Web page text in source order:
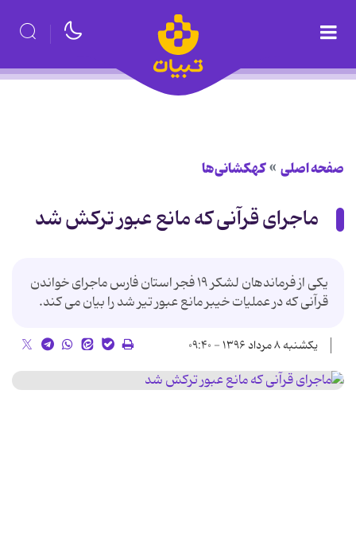
صفحه اصلی کهکشانی‌ها
ماجرای قرآنی که مانع عبور ترکش شد
یکی از فرماندهان لشکر ۱۹ فجر استان فارس ماجرای خواندن
قرآنی که در عملیات خیبر مانع عبور تیر شد را بیان می کند.
یکشنبه ۸ مرداد ۱۳۹۶ - ۰۹:۴۰